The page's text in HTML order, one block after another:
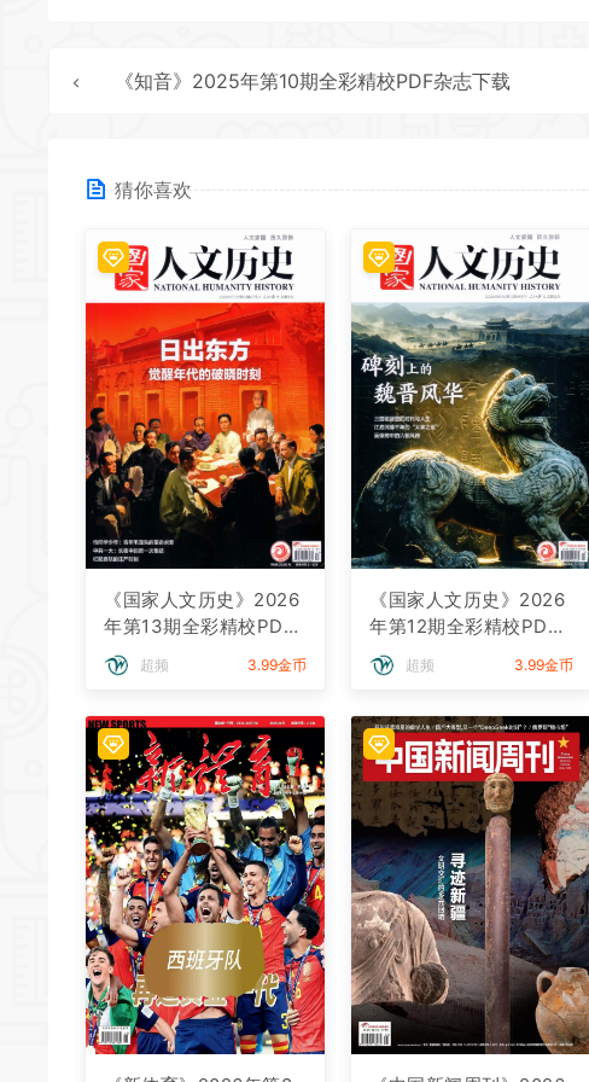
《知音》2025年第10期全彩精校PDF杂志下载
猜你喜欢
《国家人文历史》2026
年第13期全彩精校PDF
杂志下载
超频 3.99金币
《国家人文历史》2026
年第12期全彩精校PDF
杂志下载
超频 3.99金币